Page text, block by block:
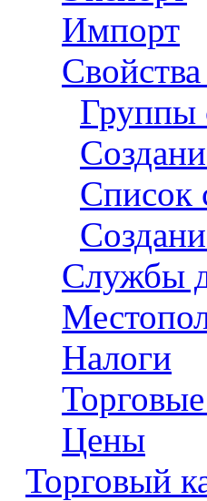
Импорт
Свойства
Группы
Список
Службы
Налоги
Цены
Торговый